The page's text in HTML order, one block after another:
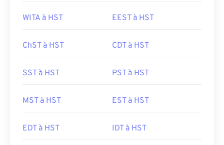
WITA à HST EEST à HST
ChST à HST CDT à HST
SST à HST PST à HST
MST à HST EST à HST
EDT à HST IDT à HST